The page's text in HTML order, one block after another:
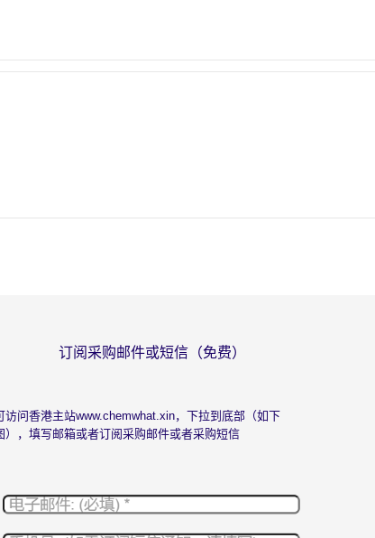
订阅采购邮件或短信（免费）
访问香港主站www.chemwhat.xin，下拉到底部（如下
），填写邮箱或者订阅采购邮件或者采购短信